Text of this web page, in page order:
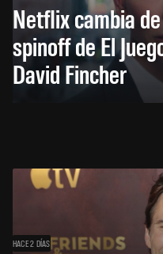
Netflix cambia
spinoff de El
David Fincher
HACE 2 DÍAS